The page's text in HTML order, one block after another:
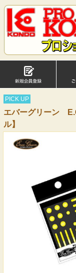
PICK UP
エバーグリーン
ル】